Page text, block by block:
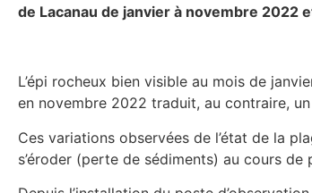
de Lacanau de janvier à novembre
L’épi rocheux bien visible au mois de
en novembre 2022 traduit, au contraire,
Ces variations observées de l’état de la
s’éroder (perte de sédiments) au cours